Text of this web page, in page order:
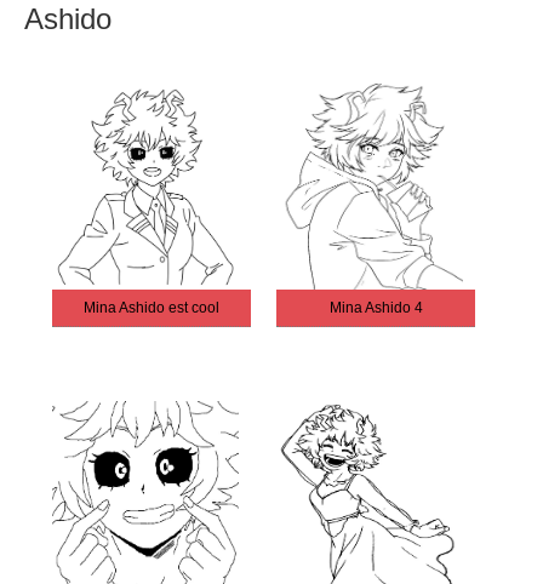
Ashido
Mina Ashido est cool Mina Ashido 4